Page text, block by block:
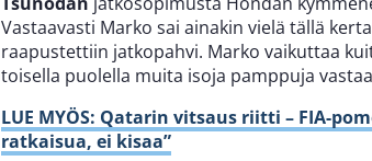
Vastaavasti Marko sai ainakin vielä tällä
raapustettiin jatkopahvi. Marko vaikuttaa
toisella puolella muita isoja pamppuja
LUE MYÖS: Qatarin vitsaus riitti – FIA-
ratkaisua, ei kisaa”